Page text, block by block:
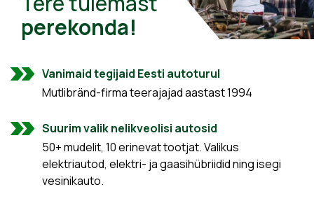
perekonda!
Vanimaid tegijaid Eesti autoturul
Mutlibränd-firma teerajajad aastast 1994
Suurim valik nelikveolisi autosid
50+ mudelit, 10 erinevat tootjat. Valikus
elektriautod, elektri- ja gaasihübriidid ning isegi
vesinikauto.